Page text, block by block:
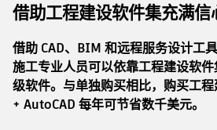
借助工程建设软件集充满
借助 CAD、BIM 和远程服务设计工
施工专业人员可以依靠工程建设软
级软件。与单独购买相比，购买工
+ AutoCAD 每年可节省数千美元。